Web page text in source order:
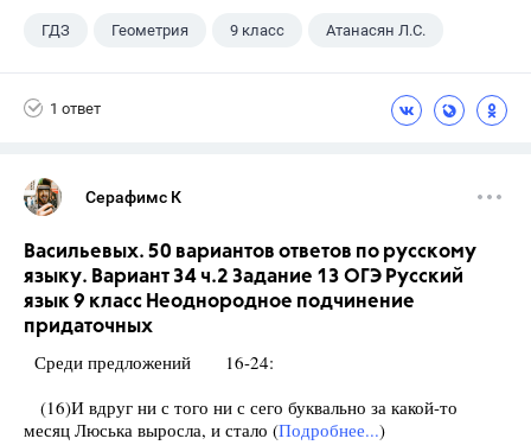
ГДЗ Геометрия 9 класс Атанасян Л.С.
1 ответ
Серафимс К
Васильевых. 50 вариантов ответов по русскому
языку. Вариант 34 ч.2 Задание 13 ОГЭ Русский
язык 9 класс Неоднородное подчинение
придаточных
Среди предложений 16-24:
(16)И вдруг ни с того ни с сего буквально за какой-то
месяц Люська выросла, и стало (Подробнее...)